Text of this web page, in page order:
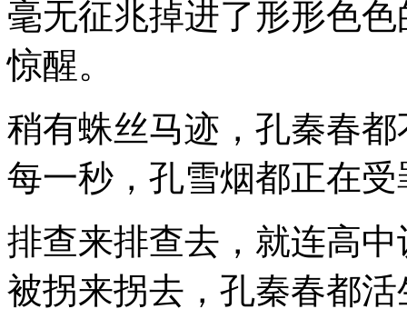
毫无征兆掉进了形形色
惊醒。
稍有蛛丝马迹，孔秦春
每一秒，孔雪烟都正在受
排查来排查去，就连高
被拐来拐去，孔秦春都